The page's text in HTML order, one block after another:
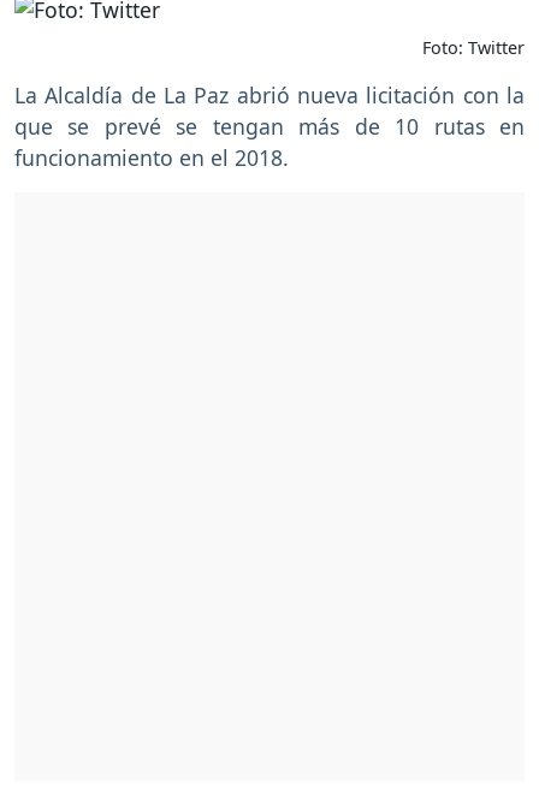
Foto: Twitter
La Alcaldía de La Paz abrió nueva licitación con la
que se prevé se tengan más de 10 rutas en
funcionamiento en el 2018.